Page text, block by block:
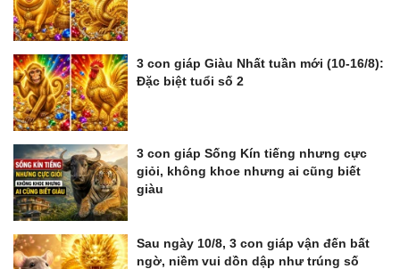
3 con giáp Giàu Nhất tuần mới (10-16/8):
Đặc biệt tuổi số 2
3 con giáp Sống Kín tiếng nhưng cực
giỏi, không khoe nhưng ai cũng biết
giàu
Sau ngày 10/8, 3 con giáp vận đến bất
ngờ, niềm vui dồn dập như trúng số